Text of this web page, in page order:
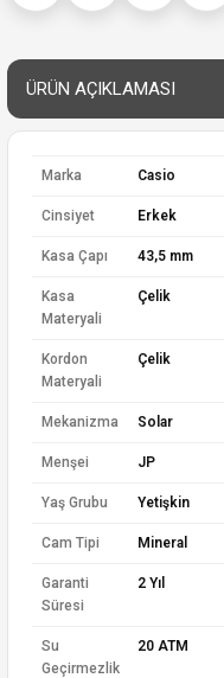
ÜRÜN AÇIKLAMASI
Marka Casio
Cinsiyet Erkek
Kasa Çapı 43,5 mm
Kasa
Materyali
Çelik
Kordon
Materyali
Çelik
Mekanizma Solar
Menşei JP
Yaş Grubu Yetişkin
Cam Tipi Mineral
Garanti
Süresi
2 Yıl
Su
Geçirmezlik
20 ATM